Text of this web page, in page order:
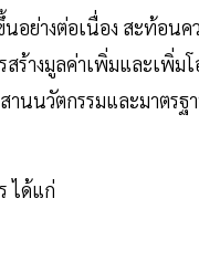
อย่างต่อเนื่อง สะท้อน
างมูลค่าเพิ่มและเพิ่ม
นวัตกรรมและมาตรฐ
ได้แก่